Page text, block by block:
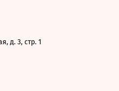
д. 3, стр. 1